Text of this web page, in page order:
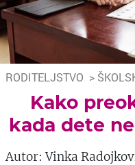
RODITELJSTVO >
Kako
kada dete
Autor: Vinka